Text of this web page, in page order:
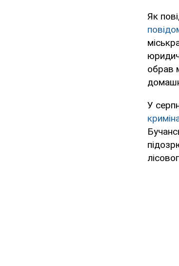
Як
обрав
У